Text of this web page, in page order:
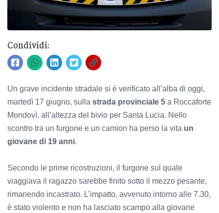
Condividi:
Un grave incidente stradale si è verificato all’alba di oggi,
martedì 17 giugno, sulla strada provinciale 5 a Roccaforte
Mondovì, all’altezza del bivio per Santa Lucia. Nello
scontro tra un furgone e un camion ha perso la vita un
giovane di 19 anni.
Secondo le prime ricostruzioni, il furgone sul quale
viaggiava il ragazzo sarebbe finito sotto il mezzo pesante,
rimanendo incastrato. L’impatto, avvenuto intorno alle 7.30,
è stato violento e non ha lasciato scampo alla giovane